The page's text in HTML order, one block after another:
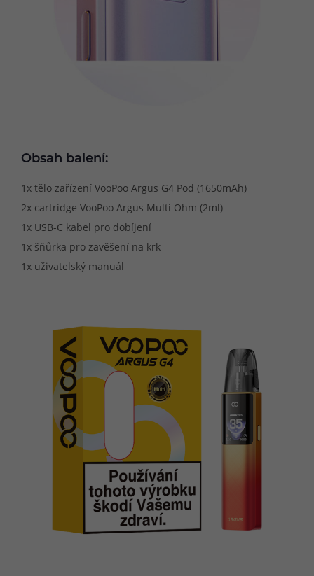
Obsah balení:
1x tělo zařízení VooPoo Argus G4 Pod (1650mAh)
2x cartridge VooPoo Argus Multi Ohm (2ml)
1x USB-C kabel pro dobíjení
1x šňůrka pro zavěšení na krk
1x uživatelský manuál